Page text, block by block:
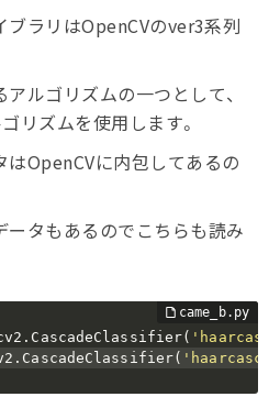
ラリはOpenCVのver3系列
ルゴリズムの一つとして、
リズムを使用します。
OpenCVに内包してあるの
タもあるのでこちらも読み
. CascadeClassifier(
. CascadeClassifier(